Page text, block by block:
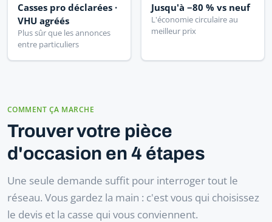
Casses pro déclarées ·
VHU agréés
Plus sûr que les annonces
entre particuliers
Jusqu'à −80 % vs neuf
L'économie circulaire au
meilleur prix
COMMENT ÇA MARCHE
Trouver votre pièce
d'occasion en 4 étapes
Une seule demande suffit pour interroger tout le
réseau. Vous gardez la main : c'est vous qui choisissez
le devis et la casse qui vous conviennent.